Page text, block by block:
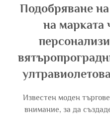
Подобряване
на марката
Известен моден
внимание, за да